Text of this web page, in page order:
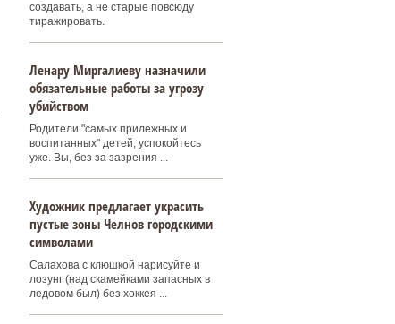
создавать, а не старые повсюду
тиражировать.
Ленару Миргалиеву назначили
обязательные работы за угрозу
убийством
Родители "самых прилежных и
воспитанных" детей, успокойтесь
уже. Вы, без за зазрения ...
Художник предлагает украсить
пустые зоны Челнов городскими
символами
Салахова с клюшкой нарисуйте и
лозунг (над скамейками запасных в
ледовом был) без хоккея ...